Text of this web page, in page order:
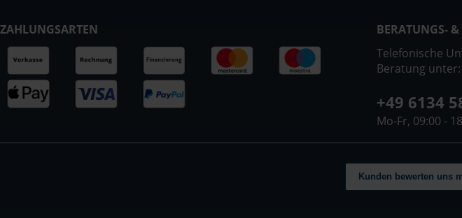
ZAHLUNGSARTEN
BERATUNGS-
Telefonische
Beratung unter:
+49 6134
Mo-Fr, 09:00 -
Kunden bewerten uns